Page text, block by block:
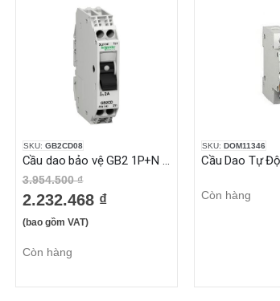
SKU: GB2CD08
Cầu dao bảo vệ GB2 1P+N 3A 1.5KA
3.954.500 ₫
2.232.468 ₫
(bao gồm VAT)
Còn hàng
SKU: DOM11346
Còn hàng